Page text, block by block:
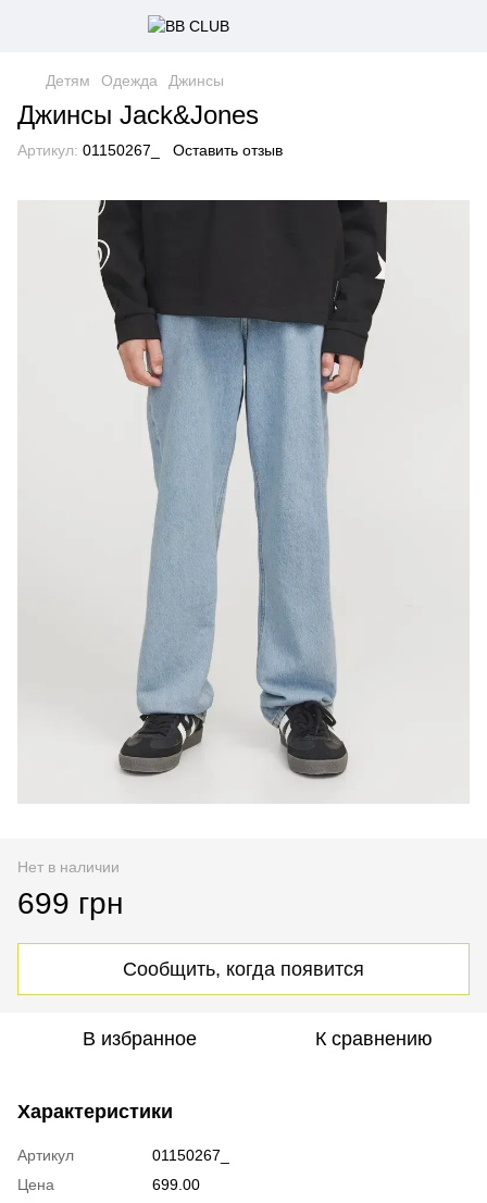
Детям Одежда Джинсы
Джинсы Jack&Jones
Артикул: 01150267_ Оставить отзыв
Нет в наличии
699 грн
Сообщить, когда появится
В избранное К сравнению
Характеристики
Артикул
01150267_
Цена
699.00